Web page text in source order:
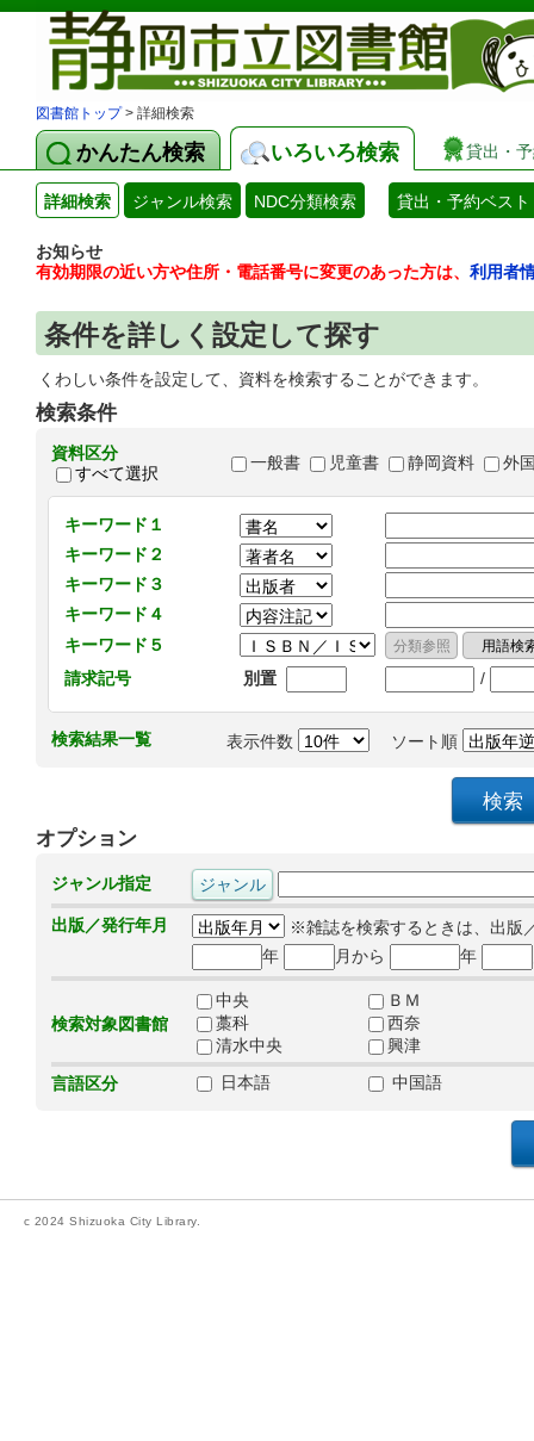
図書館トップ> 詳細検索
かんたん検索 いろいろ検索 貸出・
詳細検索 ジャンル検索 NDC分類検索 貸出・予約ベスト
お知らせ
有効期限の近い方や住所・電話番号に変更のあった方は、 利用者
条件を詳しく設定して探す
くわしい条件を設定して、資料を検索することができます。
検索条件
資料区分
すべて選択
一般書 児童書 静岡資料 外
キーワード１
キーワード２
キーワード３
キーワード４
キーワード５
請求記号
別置 /
検索結果一覧 表示件数 ソート順
オプション
ジャンル指定
出版／発行年月
※雑誌を検索するときは、出版
年
月から 年
検索対象図書館
中央
ＢＭ
藁科
西奈
清水中央
興津
言語区分
日本語 中国語
c 2024 Shizuoka City Library.